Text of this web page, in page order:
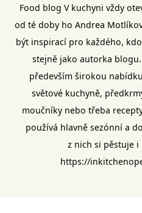
Témata
Recepty
Články
TV Program
Škola vaření
Recepty z TV
Food blog V kuchyni vždy
od té doby ho Andrea
být inspirací pro každého,
stejně jako autorka
především širokou
světové kuchyně,
moučníky nebo třeba
používá hlavně sezónní a
z nich si pěstuje i
https://